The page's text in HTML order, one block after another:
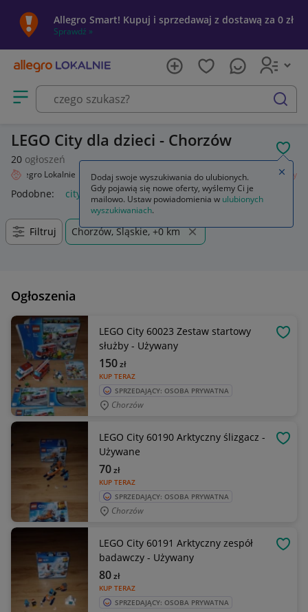
Allegro Smart! Kupuj i sprzedawaj z dostawą za 0 zł
Sprawdź »
Otwórz menu z kategoriami
szukaj
LEGO City dla dzieci - Chorzów
20 ogłoszeń
Allegro Lokalnie Dziecko Zabawki Klocki LEGO Zestawy City
Podobne: city lego city lego city policja lego city pociąg
Filtruj Chorzów, Śląskie, +0 km
Ogłoszenia
LEGO City 60023 Zestaw startowy
służby - Używany
KUP TERAZ
150zł
SPRZEDAJĄCY: OSOBA PRYWATNA
Chorzów
LEGO City 60190 Arktyczny ślizgacz -
Używane
KUP TERAZ
70zł
SPRZEDAJĄCY: OSOBA PRYWATNA
Chorzów
LEGO City 60191 Arktyczny zespół
badawczy - Używany
KUP TERAZ
80zł
SPRZEDAJĄCY: OSOBA PRYWATNA
Dodaj swoje wyszukiwania do ulubionych.
Gdy pojawią się nowe oferty, wyślemy Ci je
mailowo. Ustaw powiadomienia w ulubionych
wyszukiwaniach.